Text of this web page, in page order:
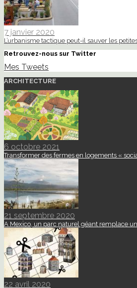
7 janvier 2020
L’urbanisme tactique peut-il sauver les
Retrouvez-nous sur Twitter
Mes Tweets
ARCHITECTURE
6 octobre 2021
Transformer des fermes en logements «
21 septembre 2020
A Mexico, un parc naturel géant remplace
22 avril 2020